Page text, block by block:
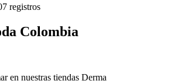
registros
Colombia
en nuestras tiendas Derma